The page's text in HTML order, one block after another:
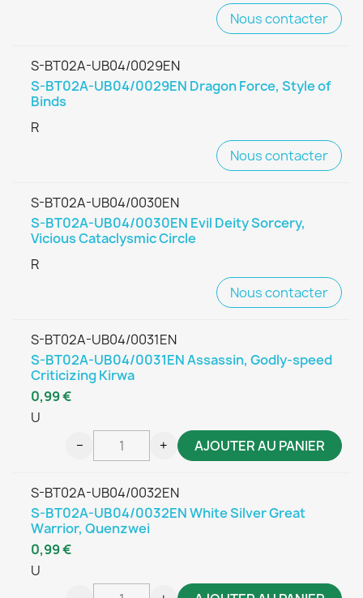
Nous contacter
S-BT02A-UB04/0029EN
S-BT02A-UB04/0029EN Dragon Force, Style of
Binds
R
Nous contacter
S-BT02A-UB04/0030EN
S-BT02A-UB04/0030EN Evil Deity Sorcery,
Vicious Cataclysmic Circle
R
Nous contacter
S-BT02A-UB04/0031EN
S-BT02A-UB04/0031EN Assassin, Godly-speed
Criticizing Kirwa
U
0,99 €
− + AJOUTER AU PANIER
S-BT02A-UB04/0032EN
S-BT02A-UB04/0032EN White Silver Great
Warrior, Quenzwei
U
0,99 €